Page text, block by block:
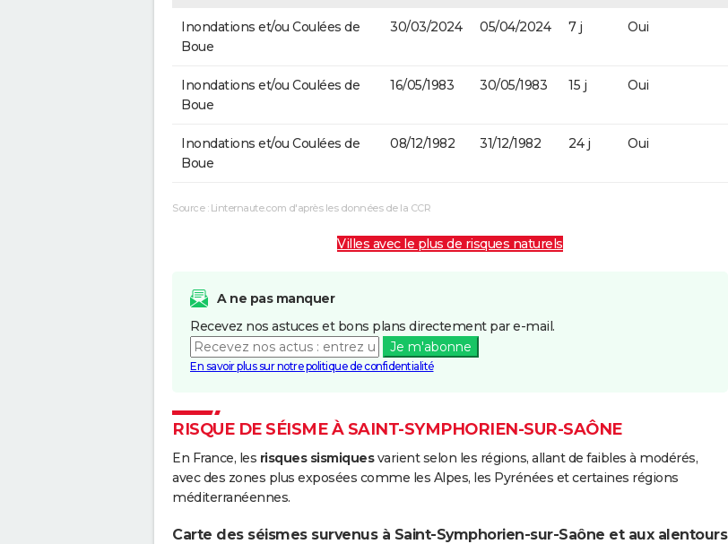
Inondations et/ou Coulées de
Boue
30/03/2024 05/04/2024 7 j Oui
Inondations et/ou Coulées de
Boue
16/05/1983 30/05/1983 15 j Oui
Inondations et/ou Coulées de
Boue
08/12/1982 31/12/1982 24 j Oui
Source : Linternaute.com d'après les données de la CCR
Villes avec le plus de risques naturels
A ne pas manquer
Recevez nos astuces et bons plans directement par e-mail.
Je m'abonne
En savoir plus sur notre politique de confidentialité
RISQUE DE SÉISME À SAINT-SYMPHORIEN-SUR-SAÔNE
En France, les risques sismiquesvarient selon les régions, allant de faibles à modérés,
avec des zones plus exposées comme les Alpes, les Pyrénées et certaines régions
méditerranéennes.
Carte des séismes survenus à Saint-Symphorien-sur-Saône et aux alentours